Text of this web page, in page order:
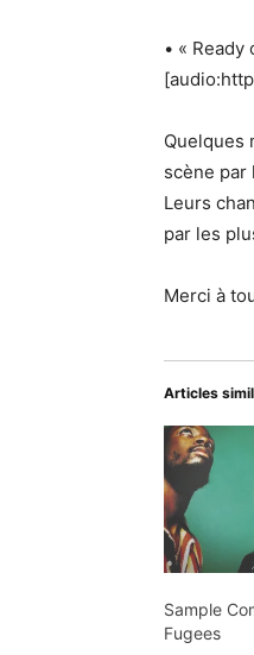
• «
Quelques
scène par
Leurs
par les
Merci à
Articles
Sample
Fugees